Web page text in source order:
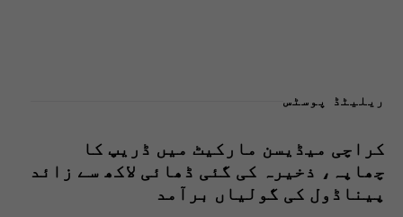
ریلیٹڈ پوسٹس
کراچی میڈیسن مارکیٹ میں ڈریپ کا
چھاپہ، ذخیرہ کی گئی ڈھائی لاکھ سے زائد
پیناڈول کی گولیاں برآمد